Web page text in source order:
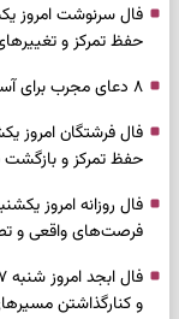
حفظ تمرکز و
۸ دعای مجرب برای آسان شدن امور و به اتمام رساندن کار‌ها
حفظ تمرکز و
فرصت‌های واقعی و
و کنارگذاشتن